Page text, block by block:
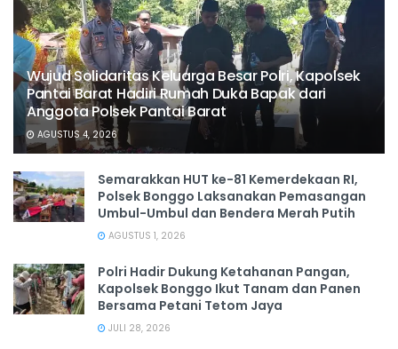
Wujud Solidaritas Keluarga Besar Polri, Kapolsek
Pantai Barat Hadiri Rumah Duka Bapak dari
Anggota Polsek Pantai Barat
AGUSTUS 4, 2026
Semarakkan HUT ke-81 Kemerdekaan RI,
Polsek Bonggo Laksanakan Pemasangan
Umbul-Umbul dan Bendera Merah Putih
AGUSTUS 1, 2026
Polri Hadir Dukung Ketahanan Pangan,
Kapolsek Bonggo Ikut Tanam dan Panen
Bersama Petani Tetom Jaya
JULI 28, 2026